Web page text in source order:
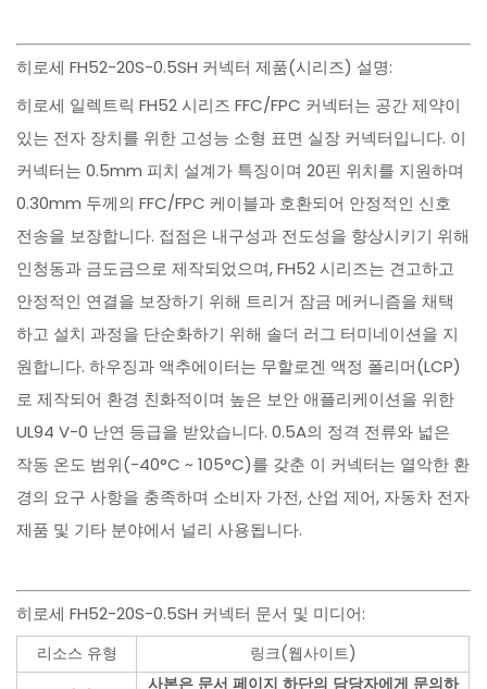
히로세 FH52-20S-0.5SH 커넥터 제품(시리즈) 설명:
히로세 일렉트릭 FH52 시리즈 FFC/FPC 커넥터는 공간 제약이
있는 전자 장치를 위한 고성능 소형 표면 실장 커넥터입니다. 이
커넥터는 0.5mm 피치 설계가 특징이며 20핀 위치를 지원하며
0.30mm 두께의 FFC/FPC 케이블과 호환되어 안정적인 신호
전송을 보장합니다. 접점은 내구성과 전도성을 향상시키기 위해
인청동과 금도금으로 제작되었으며, FH52 시리즈는 견고하고
안정적인 연결을 보장하기 위해 트리거 잠금 메커니즘을 채택
하고 설치 과정을 단순화하기 위해 솔더 러그 터미네이션을 지
원합니다. 하우징과 액추에이터는 무할로겐 액정 폴리머(LCP)
로 제작되어 환경 친화적이며 높은 보안 애플리케이션을 위한
UL94 V-0 난연 등급을 받았습니다. 0.5A의 정격 전류와 넓은
작동 온도 범위(-40°C ~ 105°C)를 갖춘 이 커넥터는 열악한 환
경의 요구 사항을 충족하며 소비자 가전, 산업 제어, 자동차 전자
제품 및 기타 분야에서 널리 사용됩니다.
히로세 FH52-20S-0.5SH 커넥터 문서 및 미디어:
리소스 유형
링크(웹사이트)
사본은 문서 페이지 하단의 담당자에게 문의하